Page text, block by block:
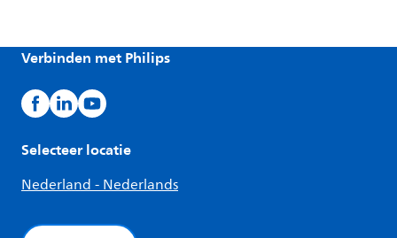
Verbinden met Philips
Selecteer locatie
Nederland - Nederlands